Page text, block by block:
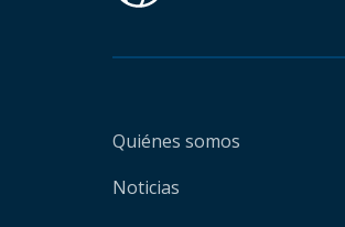
Quiénes somos
Noticias